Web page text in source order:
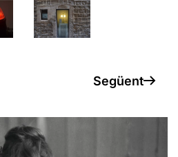
Següent